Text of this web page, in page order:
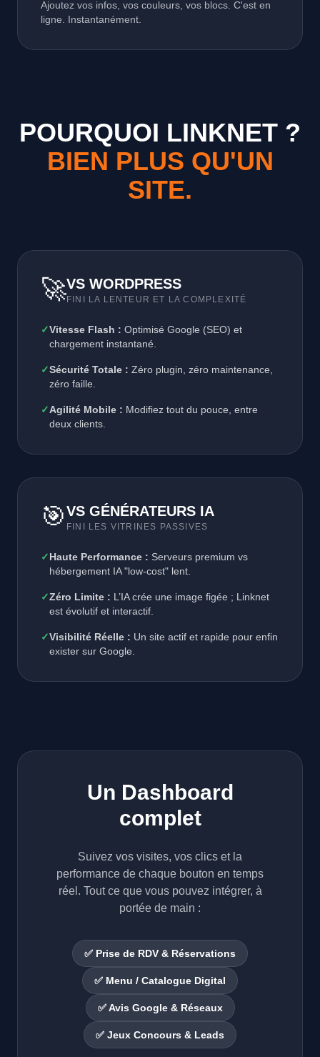
Ajoutez vos infos, vos couleurs, vos blocs. C'est en
ligne. Instantanément.
POURQUOI LINKNET ?
BIEN PLUS QU'UN
SITE.
🚀VS WORDPRESS
FINI LA LENTEUR ET LA COMPLEXITÉ
✓Vitesse Flash : Optimisé Google (SEO) et
chargement instantané.
✓Sécurité Totale : Zéro plugin, zéro maintenance,
zéro faille.
✓Agilité Mobile : Modifiez tout du pouce, entre
deux clients.
🎯VS GÉNÉRATEURS IA
FINI LES VITRINES PASSIVES
✓Haute Performance : Serveurs premium vs
hébergement IA "low-cost" lent.
✓Zéro Limite : L’IA crée une image figée ; Linknet
est évolutif et interactif.
✓Visibilité Réelle : Un site actif et rapide pour enfin
exister sur Google.
Un Dashboard
complet
Suivez vos visites, vos clics et la
performance de chaque bouton en temps
réel. Tout ce que vous pouvez intégrer, à
portée de main :
✅ Prise de RDV & Réservations
✅ Menu / Catalogue Digital
✅ Avis Google & Réseaux
✅ Jeux Concours & Leads